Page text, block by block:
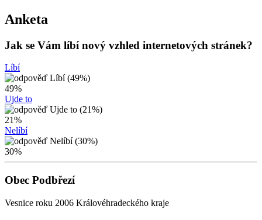
Anketa
Jak se Vám líbí nový vzhled internetových stránek?
Líbí
49%
Ujde to
21%
Nelíbí
30%
Obec Podbřezí
Vesnice roku 2006 Královéhradeckého kraje